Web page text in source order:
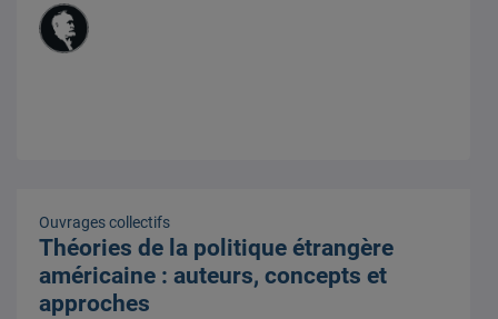
Ouvrages collectifs
Théories de la politique étrangère
américaine : auteurs, concepts et
approches